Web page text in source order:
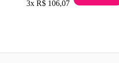
3x R$ 106,07